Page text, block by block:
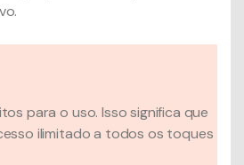
para o uso. Isso significa que
ilimitado a todos os toques